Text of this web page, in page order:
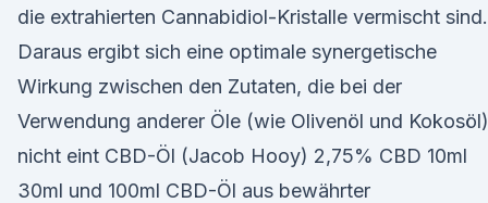
die extrahierten Cannabidiol-Kristalle vermischt sind.
Daraus ergibt sich eine optimale synergetische
Wirkung zwischen den Zutaten, die bei der
Verwendung anderer Öle (wie Olivenöl und Kokosöl)
nicht eint CBD-Öl (Jacob Hooy) 2,75% CBD 10ml
30ml und 100ml CBD-Öl aus bewährter